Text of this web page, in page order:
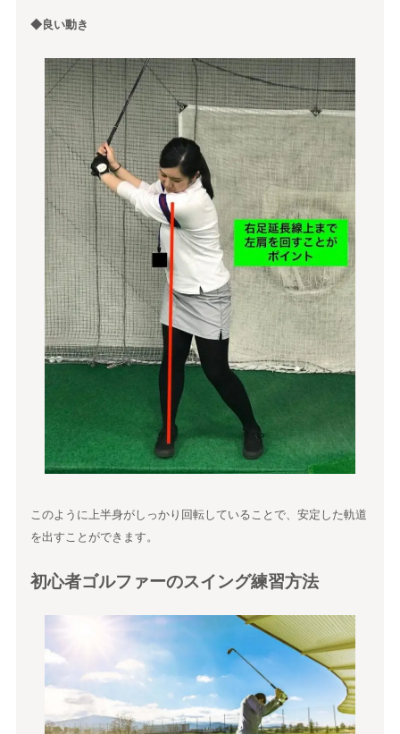
◆良い動き
このように上半身がしっかり回転していることで、安定した軌道
を出すことができます。
初心者ゴルファーのスイング練習方法